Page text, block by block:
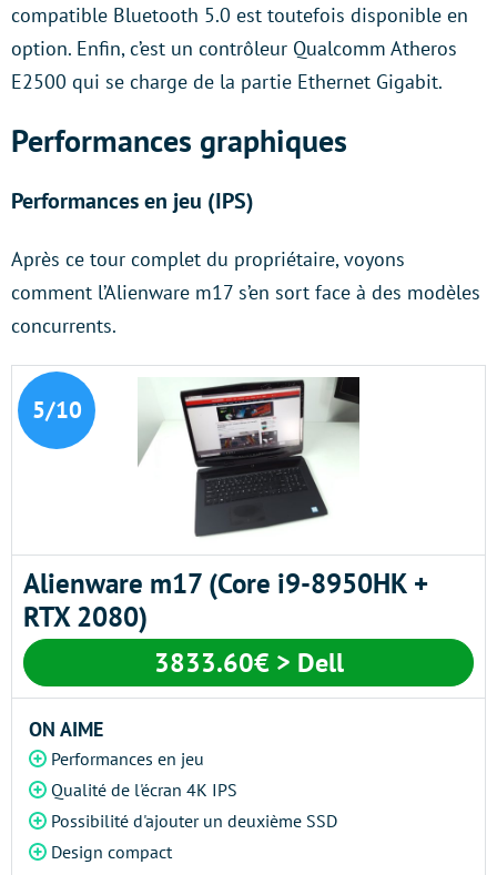
compatible Bluetooth 5.0 est toutefois disponible en
option. Enfin, c’est un contrôleur Qualcomm Atheros
E2500 qui se charge de la partie Ethernet Gigabit.
Performances graphiques
Performances en jeu (IPS)
Après ce tour complet du propriétaire, voyons
comment l’Alienware m17 s’en sort face à des modèles
concurrents.
5/10
Alienware m17 (Core i9-8950HK +
RTX 2080)
3833.60€ > Dell
ON AIME
Performances en jeu
Qualité de l'écran 4K IPS
Possibilité d'ajouter un deuxième SSD
Design compact